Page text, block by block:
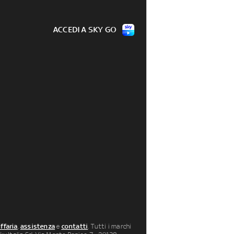
ACCEDI A SKY GO
,assistenzae contatti. Tutti i marchi